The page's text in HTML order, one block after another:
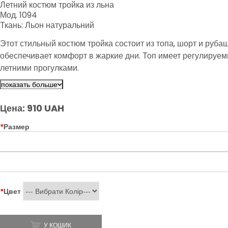
Летний костюм тройка из льна
Мод. 1094
Ткань: Льон натуральний
Этот стильный костюм тройка состоит из топа, шорт и
обеспечивает комфорт в жаркие дни. Топ имеет
летними прогулками.
показать больше
Цена: 910 UAH
*Размер
*Цвет
У КОШИК